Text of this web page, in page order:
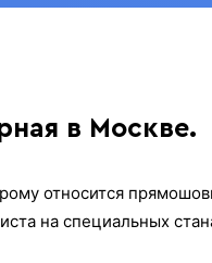
в Москве.
относится
на специальных